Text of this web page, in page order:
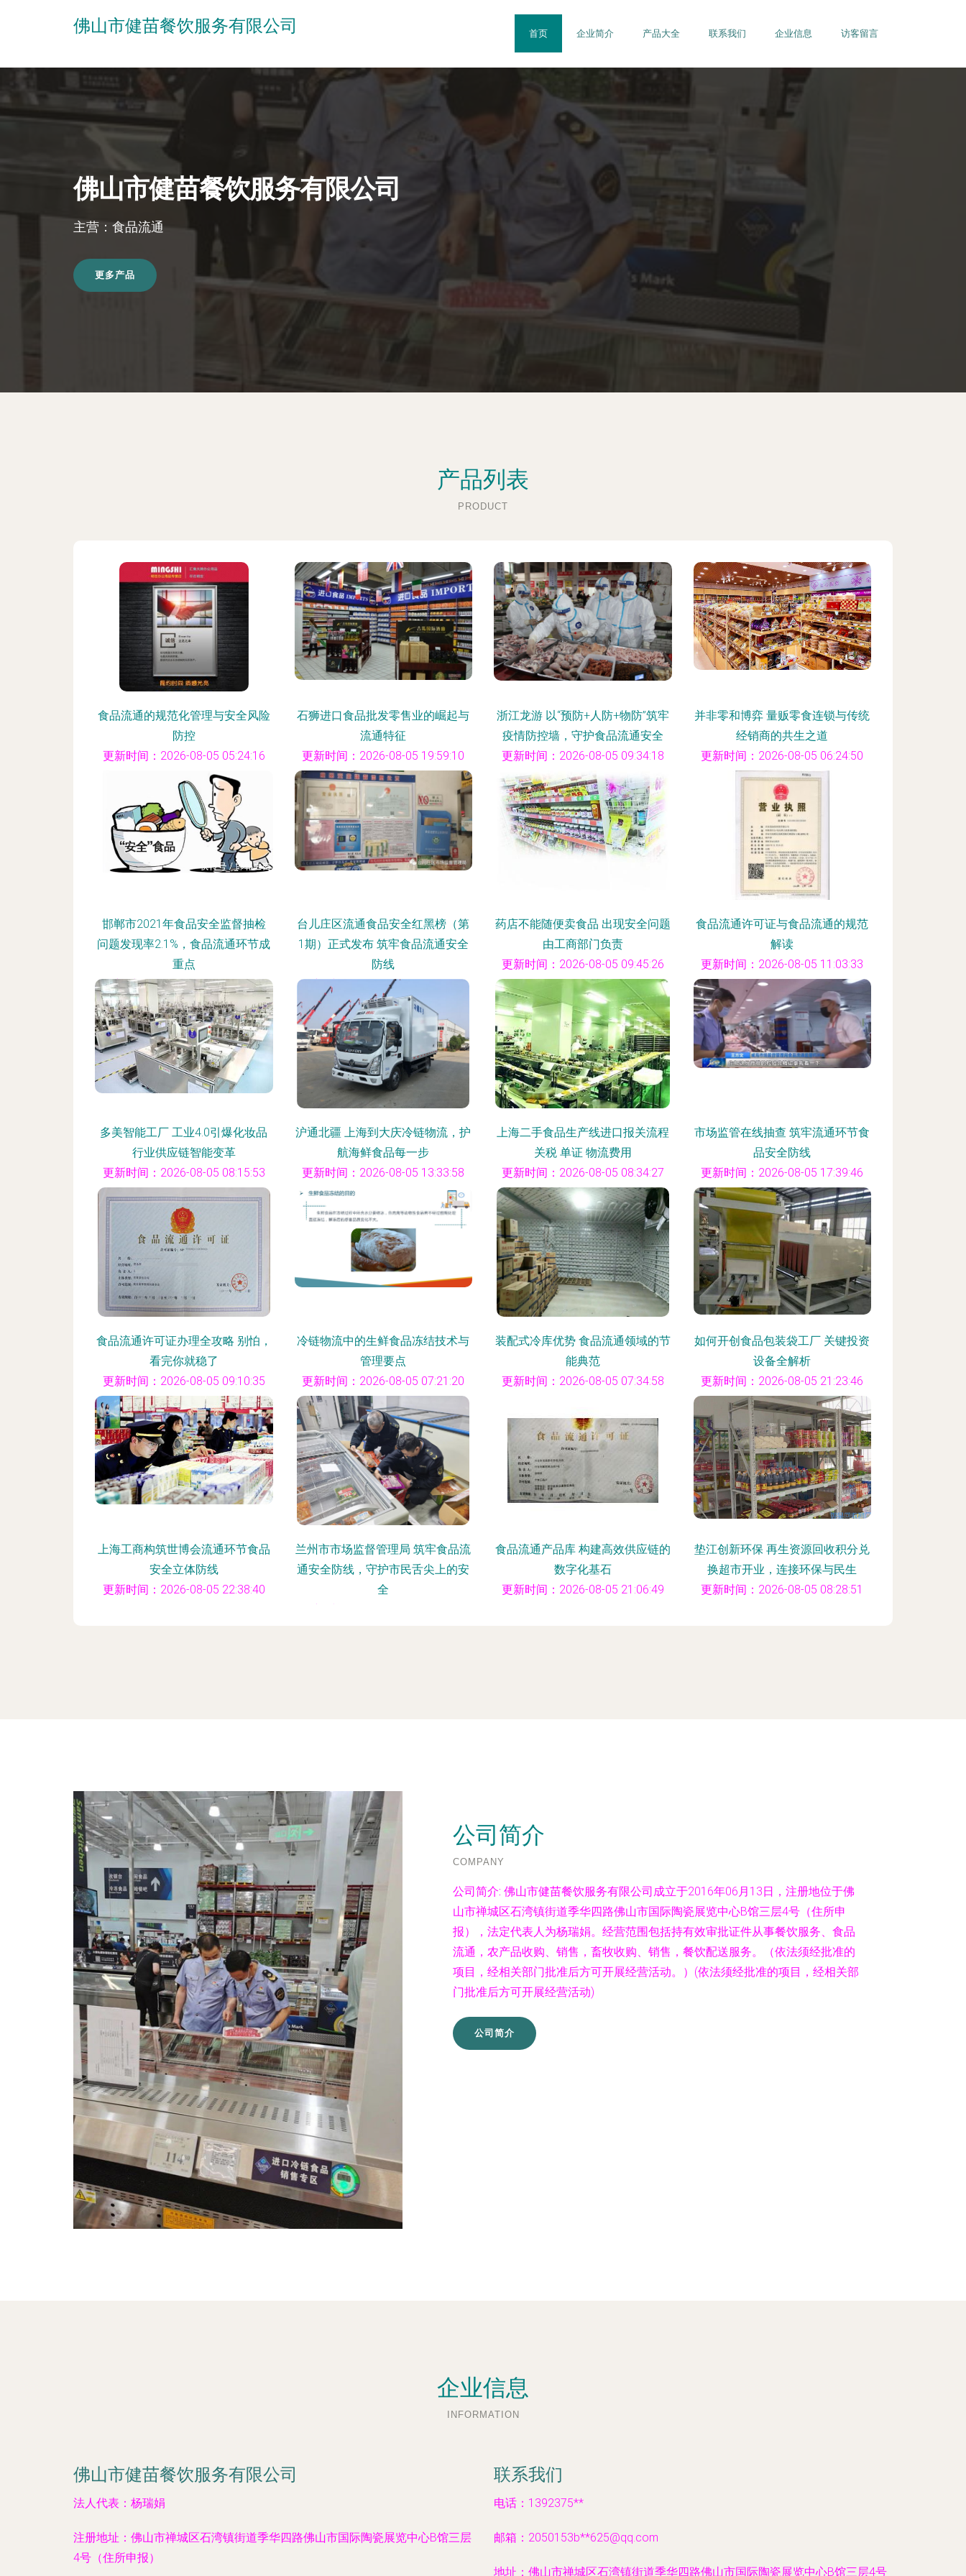
佛山市健苗餐饮服务有限公司 首页 企业简介 产品大全 联系我们 企业信息 访客留言
佛山市健苗餐饮服务有限公司
主营：食品流通
更多产品
产品列表
PRODUCT
食品流通的规范化管理与安全风险
防控
更新时间：2026-08-05 05:24:16
石狮进口食品批发零售业的崛起与
流通特征
更新时间：2026-08-05 19:59:10
浙江龙游 以“预防+人防+物防”筑牢
疫情防控墙，守护食品流通安全
更新时间：2026-08-05 09:34:18
并非零和博弈 量贩零食连锁与传统
经销商的共生之道
更新时间：2026-08-05 06:24:50
邯郸市2021年食品安全监督抽检
问题发现率2.1%，食品流通环节成
重点
更新时间：2026-08-05 04:48:59
台儿庄区流通食品安全红黑榜（第
1期）正式发布 筑牢食品流通安全
防线
更新时间：2026-08-05 22:31:37
药店不能随便卖食品 出现安全问题
由工商部门负责
更新时间：2026-08-05 09:45:26
食品流通许可证与食品流通的规范
解读
更新时间：2026-08-05 11:03:33
多美智能工厂 工业4.0引爆化妆品
行业供应链智能变革
更新时间：2026-08-05 08:15:53
沪通北疆 上海到大庆冷链物流，护
航海鲜食品每一步
更新时间：2026-08-05 13:33:58
上海二手食品生产线进口报关流程
关税 单证 物流费用
更新时间：2026-08-05 08:34:27
市场监管在线抽查 筑牢流通环节食
品安全防线
更新时间：2026-08-05 17:39:46
食品流通许可证办理全攻略 别怕，
看完你就稳了
更新时间：2026-08-05 09:10:35
冷链物流中的生鲜食品冻结技术与
管理要点
更新时间：2026-08-05 07:21:20
装配式冷库优势 食品流通领域的节
能典范
更新时间：2026-08-05 07:34:58
如何开创食品包装袋工厂 关键投资
设备全解析
更新时间：2026-08-05 21:23:46
上海工商构筑世博会流通环节食品
安全立体防线
更新时间：2026-08-05 22:38:40
兰州市市场监督管理局 筑牢食品流
通安全防线，守护市民舌尖上的安
全
食品流通产品库 构建高效供应链的
数字化基石
更新时间：2026-08-05 21:06:49
垫江创新环保 再生资源回收积分兑
换超市开业，连接环保与民生
更新时间：2026-08-05 08:28:51
公司简介
COMPANY
公司简介: 佛山市健苗餐饮服务有限公司成立于2016年06月13日，注册地位于佛
山市禅城区石湾镇街道季华四路佛山市国际陶瓷展览中心B馆三层4号（住所申
报），法定代表人为杨瑞娟。经营范围包括持有效审批证件从事餐饮服务、食品
流通，农产品收购、销售，畜牧收购、销售，餐饮配送服务。（依法须经批准的
项目，经相关部门批准后方可开展经营活动。）(依法须经批准的项目，经相关部
门批准后方可开展经营活动)
公司简介
企业信息
INFORMATION
佛山市健苗餐饮服务有限公司
法人代表： 杨瑞娟
注册地址： 佛山市禅城区石湾镇街道季华四路佛山市国际陶瓷展览中心B馆三层
4号（住所申报）
联系我们
电话：1392375**
邮箱：2050153b**625@qq.com
地址：佛山市禅城区石湾镇街道季华四路佛山市国际陶瓷展览中心B馆三层4号